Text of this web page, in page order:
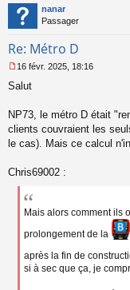
nanar
Passager
Re: Métro D
e
s
a
g
e
o
16 févr. 2025, 18:16
Salut
NP73, le métro D était
clients couvraient les
le cas). Mais ce calcul
Chris69002 :
Mais alors comment ils
prolongement de la
après la fin de
si à sec que ça, je